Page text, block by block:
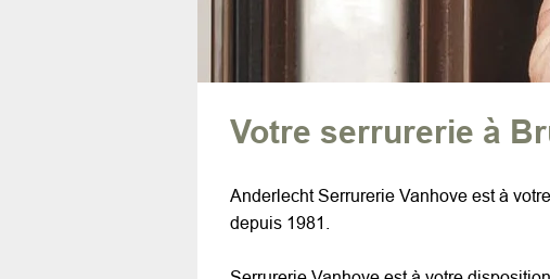
Votre serrurerie à
Anderlecht Serrurerie Vanhove est à
depuis 1981.